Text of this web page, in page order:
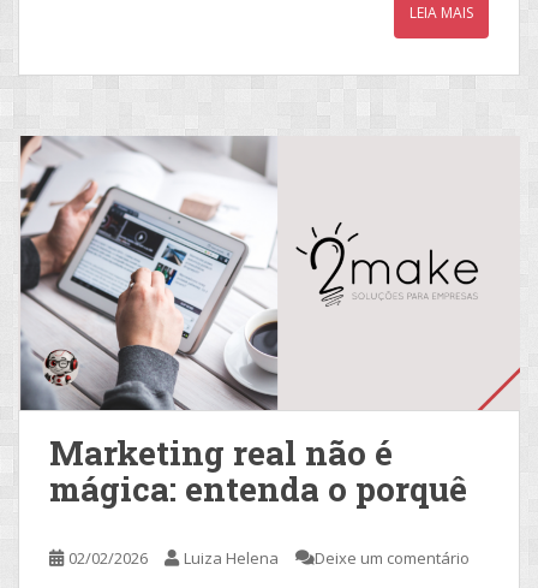
LEIA MAIS
Marketing real não é
mágica: entenda o porquê
02/02/2026 Luiza Helena Deixe um comentário